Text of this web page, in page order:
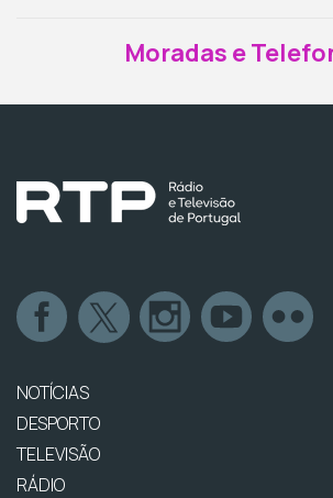
Moradas e
NOTÍCIAS
DESPORTO
TELEVISÃO
RÁDIO